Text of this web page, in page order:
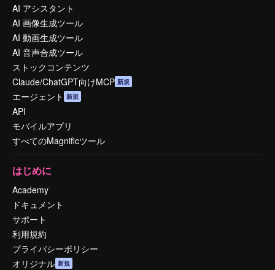
AI アシスタント
AI 画像生成ツール
AI 動画生成ツール
AI 音声合成ツール
ストックコンテンツ
Claude/ChatGPT向けMCP 新規
エージェント 新規
API
モバイルアプリ
すべてのMagnificツール
はじめに
Academy
ドキュメント
サポート
利用規約
プライバシーポリシー
オリジナル 新規